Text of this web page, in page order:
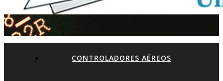
CONTROLADORES AÉREOS